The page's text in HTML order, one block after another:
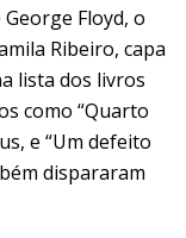
Floyd, o
Ribeiro, capa
lista dos livros
como “Quarto
e “Um defeito
dispararam